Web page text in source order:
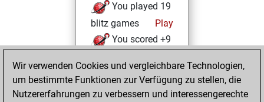
You played 19
blitz games
Play
You scored +9
Mittwoch,
August 17, 2022
Wir verwenden Cookies und vergleichbare Technologien,
um bestimmte Funktionen zur Verfügung zu stellen, die
Nutzererfahrungen zu verbessern und interessengerechte